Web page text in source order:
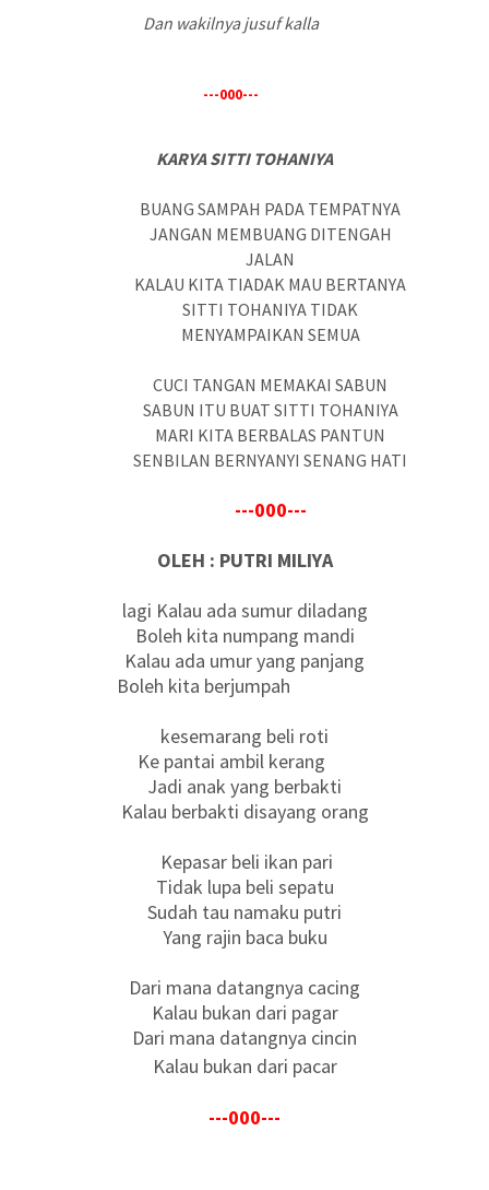
Dan wakilnya jusuf kalla
---000---
KARYA SITTI TOHANIYA
BUANG SAMPAH PADA TEMPATNYA
JANGAN MEMBUANG DITENGAH
JALAN
KALAU KITA TIADAK MAU BERTANYA
SITTI TOHANIYA TIDAK
MENYAMPAIKAN SEMUA
CUCI TANGAN MEMAKAI SABUN
SABUN ITU BUAT SITTI TOHANIYA
MARI KITA BERBALAS PANTUN
SENBILAN BERNYANYI SENANG HATI
---000---
OLEH : PUTRI MILIYA
lagi Kalau ada sumur diladang
Boleh kita numpang mandi
Kalau ada umur yang panjang
Boleh kita berjumpah
kesemarang beli roti
Ke pantai ambil kerang
Jadi anak yang berbakti
Kalau berbakti disayang orang
Kepasar beli ikan pari
Tidak lupa beli sepatu
Sudah tau namaku putri
Yang rajin baca buku
Dari mana datangnya cacing
Kalau bukan dari pagar
Dari mana datangnya cincin
Kalau bukan dari pacar
---000---